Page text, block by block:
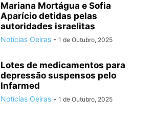
Mariana Mortágua e Sofia
Aparício detidas pelas
autoridades israelitas
Notícias Oeiras - 1 de Outubro, 2025
Lotes de medicamentos para
depressão suspensos pelo
Infarmed
Notícias Oeiras - 1 de Outubro, 2025